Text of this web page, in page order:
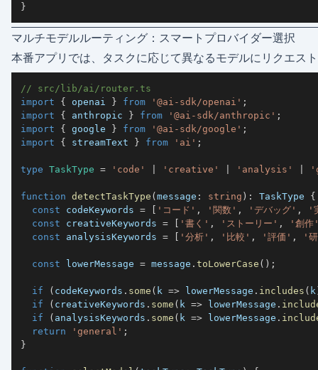
}
マルチモデルルーティング：スマートプロバイダー選択
本番アプリでは、タスクに応じて異なるモデルにリクエス
// src/lib/ai/router.ts
import
{ openai } from '@ai-sdk/openai' ;
import
{ anthropic } from '@ai-sdk/anthropic' ;
import
{ google } from '@ai-sdk/google' ;
import
{ streamText } from 'ai' ;
type TaskType = 'code' 'creative' 'analysis'
function detectTaskType (message : string ) : TaskType {
const codeKeywords = [ 'コード' , '関数' , 'デバッグ' ,
'
const creativeKeywords = [ '書く' , 'ストーリー' ,
'創
const analysisKeywords = [ '分析' , '比較' , '評価' , '
const lowerMessage = message . toLowerCase ( ) ;
if ( codeKeywords . some ( k => lowerMessage . includes ( k
if
( creativeKeywords . some ( k => lowerMessage .
if
( analysisKeywords . some ( k => lowerMessage .
return
'general' ;
}